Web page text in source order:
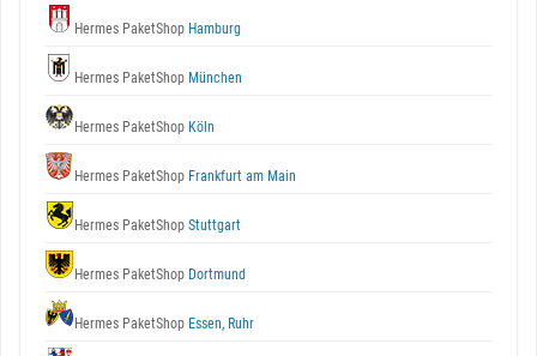
Hermes PaketShop Hamburg
Hermes PaketShop München
Hermes PaketShop Köln
Hermes PaketShop Frankfurt am Main
Hermes PaketShop Stuttgart
Hermes PaketShop Dortmund
Hermes PaketShop Essen, Ruhr